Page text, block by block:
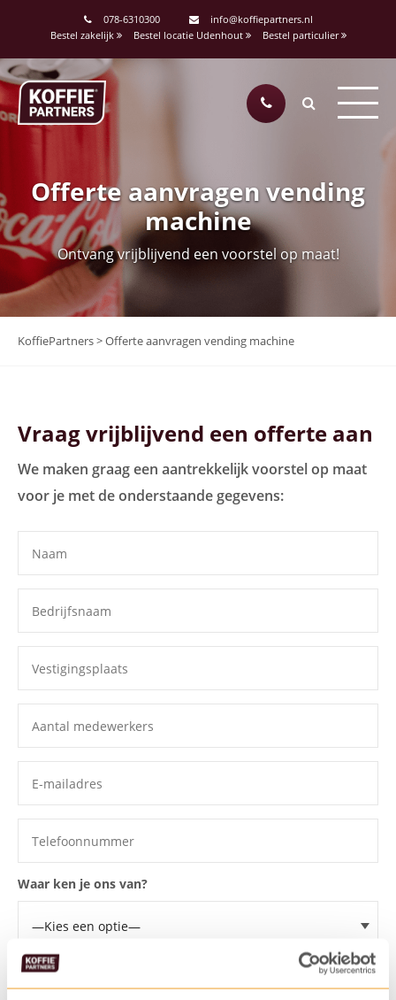
078-6310300
info@koffiepartners.nl
Bestel zakelijk
Bestel locatie Udenhout Bestel particulier
Offerte aanvragen vending
machine
Ontvang vrijblijvend een voorstel op maat!
KoffiePartners>Offerte aanvragen vending machine
Vraag vrijblijvend een offerte aan
We maken graag een aantrekkelijk voorstel op maat
voor je met de onderstaande gegevens:
Waar ken je ons van?
Ik wil een offerte voor een: